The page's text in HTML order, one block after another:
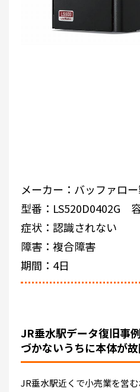
メーカー：バッファロ
型番：LS520D0402G
症状：認識されない
障害：複合障害
期間：4日
JR垂水駅データ復旧事
づかないうちに本体が
JR垂水駅近くで小売業を営